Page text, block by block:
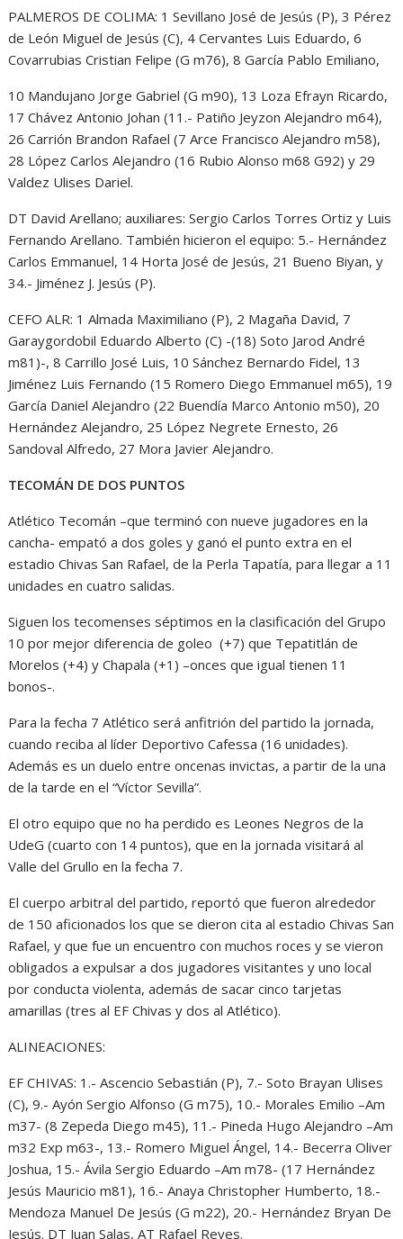
PALMEROS DE COLIMA: 1 Sevillano José de Jesús (P), 3 Pérez
de León Miguel de Jesús (C), 4 Cervantes Luis Eduardo, 6
Covarrubias Cristian Felipe (G m76), 8 García Pablo Emiliano,
10 Mandujano Jorge Gabriel (G m90), 13 Loza Efrayn Ricardo,
17 Chávez Antonio Johan (11.- Patiño Jeyzon Alejandro m64),
26 Carrión Brandon Rafael (7 Arce Francisco Alejandro m58),
28 López Carlos Alejandro (16 Rubio Alonso m68 G92) y 29
Valdez Ulises Dariel.
DT David Arellano; auxiliares: Sergio Carlos Torres Ortiz y Luis
Fernando Arellano. También hicieron el equipo: 5.- Hernández
Carlos Emmanuel, 14 Horta José de Jesús, 21 Bueno Biyan, y
34.- Jiménez J. Jesús (P).
CEFO ALR: 1 Almada Maximiliano (P), 2 Magaña David, 7
Garaygordobil Eduardo Alberto (C) -(18) Soto Jarod André
m81)-, 8 Carrillo José Luis, 10 Sánchez Bernardo Fidel, 13
Jiménez Luis Fernando (15 Romero Diego Emmanuel m65), 19
García Daniel Alejandro (22 Buendía Marco Antonio m50), 20
Hernández Alejandro, 25 López Negrete Ernesto, 26
Sandoval Alfredo, 27 Mora Javier Alejandro.
TECOMÁN DE DOS PUNTOS
Atlético Tecomán –que terminó con nueve jugadores en la
cancha- empató a dos goles y ganó el punto extra en el
estadio Chivas San Rafael, de la Perla Tapatía, para llegar a 11
unidades en cuatro salidas.
Siguen los tecomenses séptimos en la clasificación del Grupo
10 por mejor diferencia de goleo (+7) que Tepatitlán de
Morelos (+4) y Chapala (+1) –onces que igual tienen 11
bonos-.
Para la fecha 7 Atlético será anfitrión del partido la jornada,
cuando reciba al líder Deportivo Cafessa (16 unidades).
Además es un duelo entre oncenas invictas, a partir de la una
de la tarde en el “Víctor Sevilla”.
El otro equipo que no ha perdido es Leones Negros de la
UdeG (cuarto con 14 puntos), que en la jornada visitará al
Valle del Grullo en la fecha 7.
El cuerpo arbitral del partido, reportó que fueron alrededor
de 150 aficionados los que se dieron cita al estadio Chivas San
Rafael, y que fue un encuentro con muchos roces y se vieron
obligados a expulsar a dos jugadores visitantes y uno local
por conducta violenta, además de sacar cinco tarjetas
amarillas (tres al EF Chivas y dos al Atlético).
ALINEACIONES:
EF CHIVAS: 1.- Ascencio Sebastián (P), 7.- Soto Brayan Ulises
(C), 9.- Ayón Sergio Alfonso (G m75), 10.- Morales Emilio –Am
m37- (8 Zepeda Diego m45), 11.- Pineda Hugo Alejandro –Am
m32 Exp m63-, 13.- Romero Miguel Ángel, 14.- Becerra Oliver
Joshua, 15.- Ávila Sergio Eduardo –Am m78- (17 Hernández
Jesús Mauricio m81), 16.- Anaya Christopher Humberto, 18.-
Mendoza Manuel De Jesús (G m22), 20.- Hernández Bryan De
Jesús. DT Juan Salas, AT Rafael Reyes.